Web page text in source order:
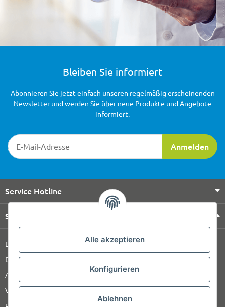
Alle akzeptieren
Konfigurieren
Ablehnen
Bleiben Sie informiert
Newsletter-Registrierung
Anmelden
Abonnieren Sie jetzt einfach unseren regelmäßig erscheinenden
Newsletter und werden Sie über neue Produkte und Angebote
informiert.
Service Hotline
Shop Service
Barrierefreiheitserklärung
Datenschutz
AGB
Versandinformationen